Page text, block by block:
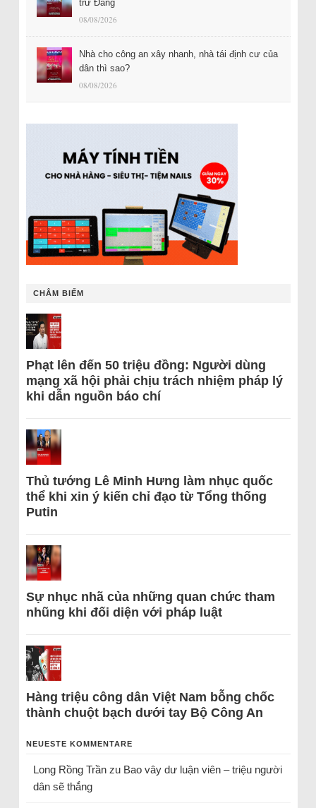
trừ Đảng
08/08/2026
Nhà cho công an xây nhanh, nhà tái định cư của
dân thì sao?
08/08/2026
CHÂM BIẾM
Phạt lên đến 50 triệu đồng: Người dùng
mạng xã hội phải chịu trách nhiệm pháp lý
khi dẫn nguồn báo chí
Thủ tướng Lê Minh Hưng làm nhục quốc
thể khi xin ý kiến chỉ đạo từ Tổng thống
Putin
Sự nhục nhã của những quan chức tham
nhũng khi đối diện với pháp luật
Hàng triệu công dân Việt Nam bỗng chốc
thành chuột bạch dưới tay Bộ Công An
NEUESTE KOMMENTARE
Long Rồng Trầnzu Bao vây dư luận viên – triệu người
dân sẽ thắng